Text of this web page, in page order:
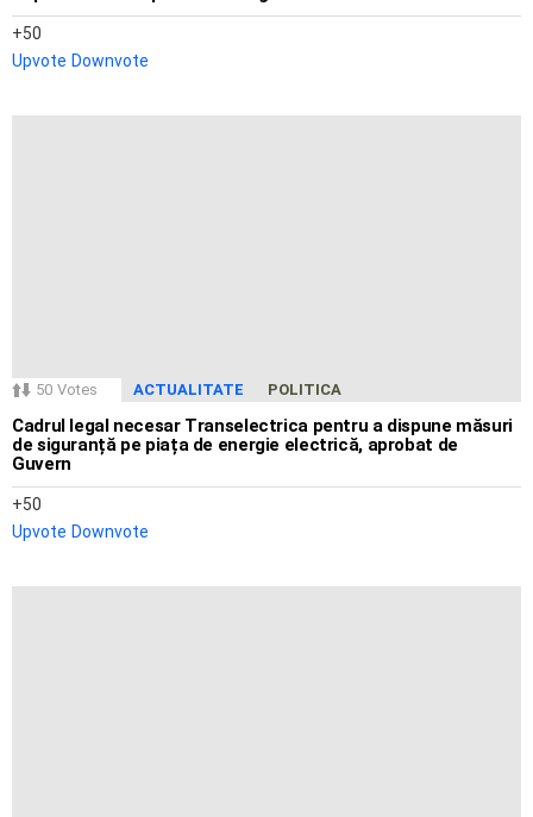
50
Upvote Downvote
50 Votes ACTUALITATE POLITICA
Cadrul legal necesar Transelectrica pentru a dispune măsuri
de siguranță pe piața de energie electrică, aprobat de
Guvern
50
Upvote Downvote